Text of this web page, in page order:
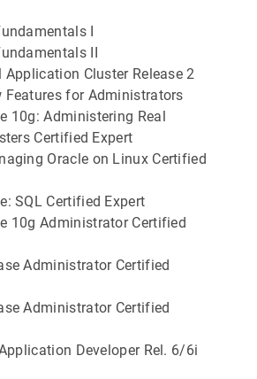
I
II
Application Cluster Release 2
Features for Administrators
10g: Administering Real
Certified Expert
Oracle on Linux Certified
SQL Certified Expert
10g Administrator Certified
Administrator Certified
Administrator Certified
Developer Rel. 6/6i